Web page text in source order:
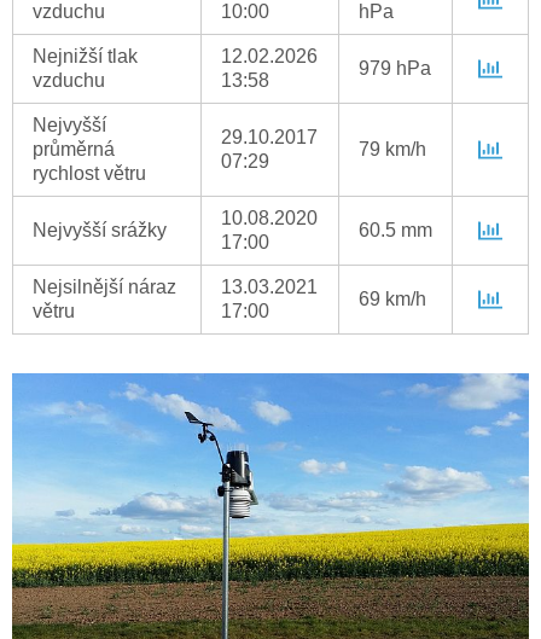
vzduchu 10:00 hPa
Nejnižší tlak
vzduchu
12.02.2026
13:58
979 hPa
Nejvyšší
průměrná
rychlost větru
29.10.2017
07:29
79 km/h
Nejvyšší srážky
10.08.2020
17:00
60.5 mm
Nejsilnější náraz
větru
13.03.2021
17:00
69 km/h